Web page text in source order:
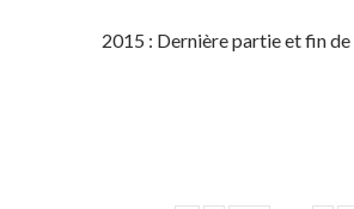
2015 : Dernière partie et fin